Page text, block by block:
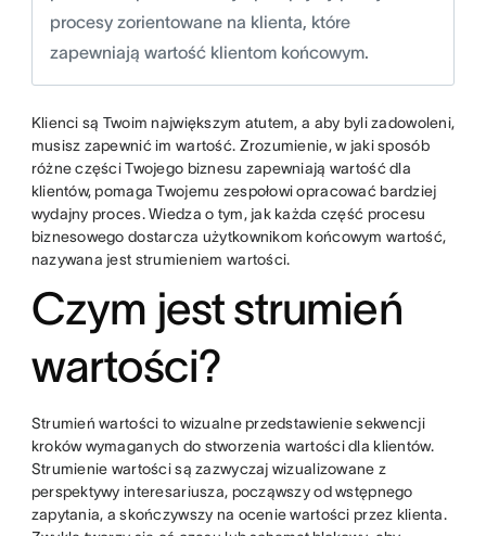
procesy zorientowane na klienta, które
zapewniają wartość klientom końcowym.
Klienci są Twoim największym atutem, a aby byli zadowoleni,
musisz zapewnić im wartość. Zrozumienie, w jaki sposób
różne części Twojego biznesu zapewniają wartość dla
klientów, pomaga Twojemu zespołowi opracować bardziej
wydajny proces. Wiedza o tym, jak każda część procesu
biznesowego dostarcza użytkownikom końcowym wartość,
nazywana jest strumieniem wartości.
Czym jest strumień
wartości?
Strumień wartości to wizualne przedstawienie sekwencji
kroków wymaganych do stworzenia wartości dla klientów.
Strumienie wartości są zazwyczaj wizualizowane z
perspektywy interesariusza, począwszy od wstępnego
zapytania, a skończywszy na ocenie wartości przez klienta.